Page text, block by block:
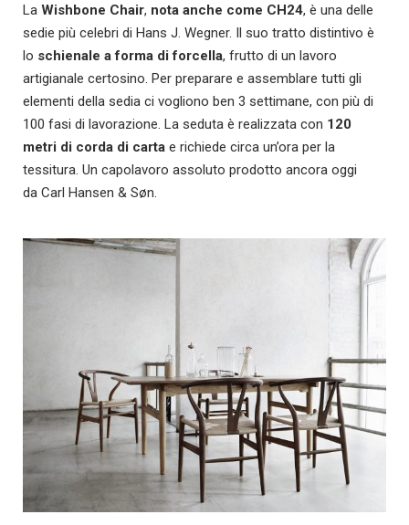
La Wishbone Chair, nota anche come CH24, è una delle
sedie più celebri di Hans J. Wegner. Il suo tratto distintivo è
lo schienale a forma di forcella, frutto di un lavoro
artigianale certosino. Per preparare e assemblare tutti gli
elementi della sedia ci vogliono ben 3 settimane, con più di
100 fasi di lavorazione. La seduta è realizzata con 120
metri di corda di carta e richiede circa un’ora per la
tessitura. Un capolavoro assoluto prodotto ancora oggi
da Carl Hansen & Søn.